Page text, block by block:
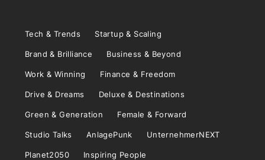
Tech & Trends Startup & Scaling
Brand & Brilliance Business & Beyond
Work & Winning Finance & Freedom
Drive & Dreams Deluxe & Destinations
Green & Generation Female & Forward
Studio Talks AnlagePunk UnternehmerNEXT
Planet2050 Inspiring People